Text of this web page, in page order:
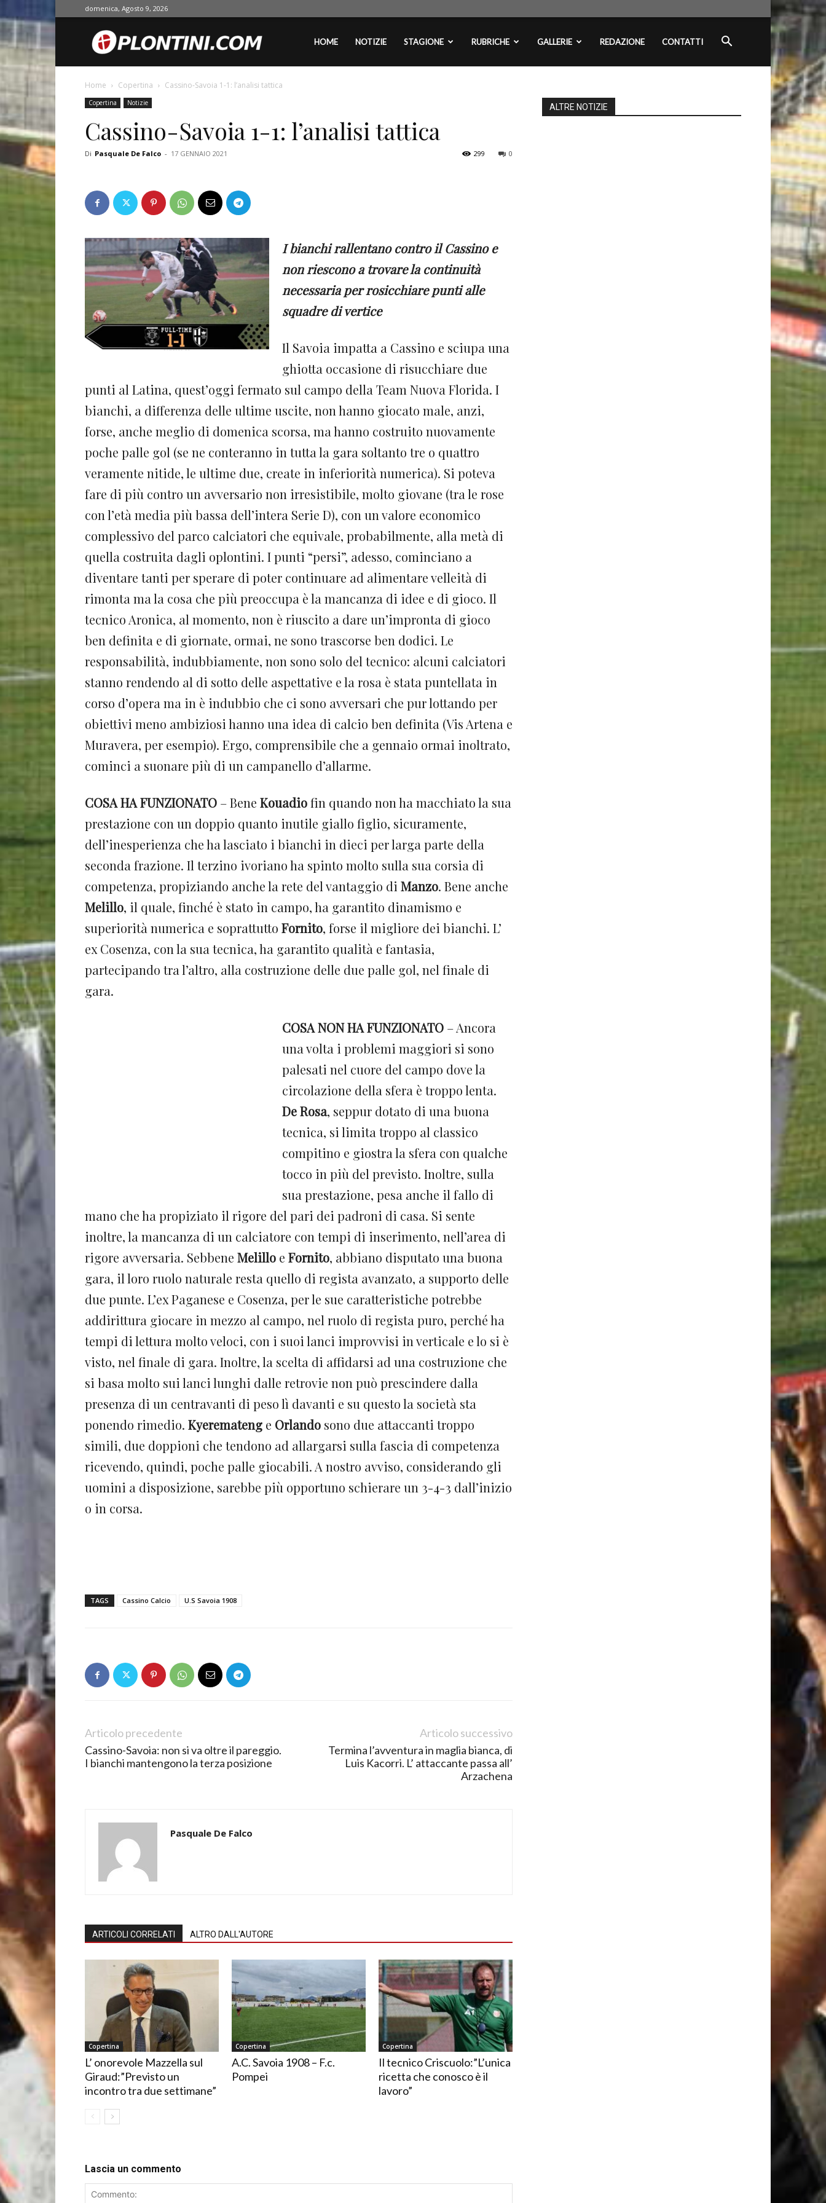
domenica, Agosto 9, 2026
Oplontini.comHOME NOTIZIE STAGIONE RUBRICHE GALLERIE REDAZIONE CONTATTI
Home Copertina Cassino-Savoia 1-1: l’analisi tattica
Copertina Notizie
Cassino-Savoia 1-1: l’analisi tattica
Di Pasquale De Falco - 17 GENNAIO 2021 0
299
I bianchi rallentano contro il Cassino e
non riescono a trovare la continuità
necessaria per rosicchiare punti alle
squadre di vertice
Il Savoia impatta a Cassino e sciupa una
ghiotta occasione di risucchiare due
punti al Latina, quest’oggi fermato sul campo della Team Nuova Florida. I
bianchi, a differenza delle ultime uscite, non hanno giocato male, anzi,
forse, anche meglio di domenica scorsa, ma hanno costruito nuovamente
poche palle gol (se ne conteranno in tutta la gara soltanto tre o quattro
veramente nitide, le ultime due, create in inferiorità numerica). Si poteva
fare di più contro un avversario non irresistibile, molto giovane (tra le rose
con l’età media più bassa dell’intera Serie D), con un valore economico
complessivo del parco calciatori che equivale, probabilmente, alla metà di
quella costruita dagli oplontini. I punti “persi”, adesso, cominciano a
diventare tanti per sperare di poter continuare ad alimentare velleità di
rimonta ma la cosa che più preoccupa è la mancanza di idee e di gioco. Il
tecnico Aronica, al momento, non è riuscito a dare un’impronta di gioco
ben definita e di giornate, ormai, ne sono trascorse ben dodici. Le
responsabilità, indubbiamente, non sono solo del tecnico: alcuni calciatori
stanno rendendo al di sotto delle aspettative e la rosa è stata puntellata in
corso d’opera ma in è indubbio che ci sono avversari che pur lottando per
obiettivi meno ambiziosi hanno una idea di calcio ben definita (Vis Artena e
Muravera, per esempio). Ergo, comprensibile che a gennaio ormai inoltrato,
cominci a suonare più di un campanello d’allarme.
COSA HA FUNZIONATO – Bene Kouadiofin quando non ha macchiato la sua
prestazione con un doppio quanto inutile giallo figlio, sicuramente,
dell’inesperienza che ha lasciato i bianchi in dieci per larga parte della
seconda frazione. Il terzino ivoriano ha spinto molto sulla sua corsia di
competenza, propiziando anche la rete del vantaggio di Manzo. Bene anche
Melillo, il quale, finché è stato in campo, ha garantito dinamismo e
superiorità numerica e soprattutto Fornito, forse il migliore dei bianchi. L’
ex Cosenza, con la sua tecnica, ha garantito qualità e fantasia,
partecipando tra l’altro, alla costruzione delle due palle gol, nel finale di
gara.
COSA NON HA FUNZIONATO – Ancora
una volta i problemi maggiori si sono
palesati nel cuore del campo dove la
circolazione della sfera è troppo lenta.
De Rosa, seppur dotato di una buona
tecnica, si limita troppo al classico
compitino e giostra la sfera con qualche
tocco in più del previsto. Inoltre, sulla
sua prestazione, pesa anche il fallo di
mano che ha propiziato il rigore del pari dei padroni di casa. Si sente
inoltre, la mancanza di un calciatore con tempi di inserimento, nell’area di
rigore avversaria. Sebbene Melillo e Fornito, abbiano disputato una buona
gara, il loro ruolo naturale resta quello di regista avanzato, a supporto delle
due punte. L’ex Paganese e Cosenza, per le sue caratteristiche potrebbe
addirittura giocare in mezzo al campo, nel ruolo di regista puro, perché ha
tempi di lettura molto veloci, con i suoi lanci improvvisi in verticale e lo si è
visto, nel finale di gara. Inoltre, la scelta di affidarsi ad una costruzione che
si basa molto sui lanci lunghi dalle retrovie non può prescindere dalla
presenza di un centravanti di peso lì davanti e su questo la società sta
ponendo rimedio. Kyeremateng e Orlando sono due attaccanti troppo
simili, due doppioni che tendono ad allargarsi sulla fascia di competenza
ricevendo, quindi, poche palle giocabili. A nostro avviso, considerando gli
uomini a disposizione, sarebbe più opportuno schierare un 3-4-3 dall’inizio
o in corsa.
TAGS Cassino Calcio U.S Savoia 1908
Articolo precedente
Cassino-Savoia: non si va oltre il pareggio.
I bianchi mantengono la terza posizione
Articolo successivo
Termina l’avventura in maglia bianca, di
Luis Kacorri. L’ attaccante passa all’
Arzachena
Pasquale De Falco
ARTICOLI CORRELATI ALTRO DALL'AUTORE
Copertina
L’ onorevole Mazzella sul
Giraud:”Previsto un
incontro tra due settimane”
Copertina
A.C. Savoia 1908 – F.c.
Pompei
Copertina
Il tecnico Criscuolo:”L’unica
ricetta che conosco è il
lavoro”
Lascia un commento
ALTRE NOTIZIE